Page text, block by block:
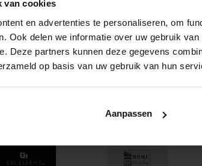
van cookies
en advertenties te personaliseren, om
Ook delen we informatie over uw gebruik
Deze partners kunnen deze gegevens
op basis van uw gebruik van hun
Aanpassen